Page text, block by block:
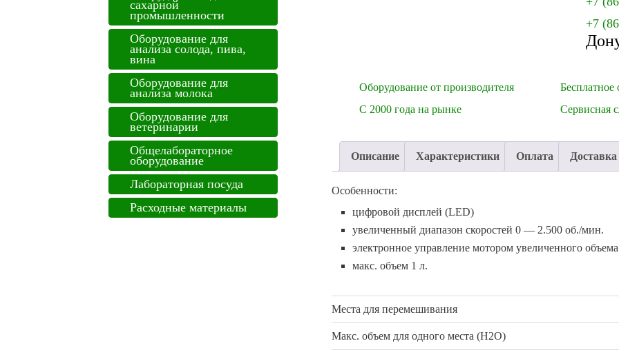
+7
Оборудование от производителя Бесплатное
С 2000 года на рынке
Сервисная
Описание Характеристики Оплата Доставка
Особенности:
цифровой дисплей (LED)
увеличенный диапазон скоростей 0 — 2.500 об./мин.
электронное управление мотором увеличенного объема
макс. объем 1 л.
Места для перемешивания
Макс. объем для одного места (H2O)
сахарной
промышленности
Оборудование для
анализа солода, пива,
вина
Оборудование для
анализа молока
Оборудование для
ветеринарии
Общелабораторное
оборудование
Лабораторная посуда
Расходные материалы